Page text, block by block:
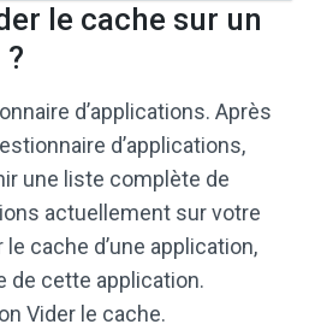
le cache sur un
d’applications. Après
d’applications,
une liste complète de
actuellement sur votre
cache d’une application,
de cette application.
Vider le cache.